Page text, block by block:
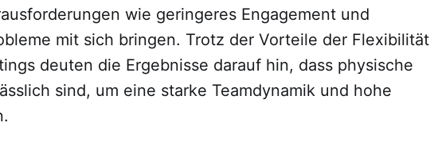
wie geringeres Engagement und
mit sich bringen. Trotz der Vorteile der Flexibilität
deuten die Ergebnisse darauf hin, dass physische
sind, um eine starke Teamdynamik und hohe